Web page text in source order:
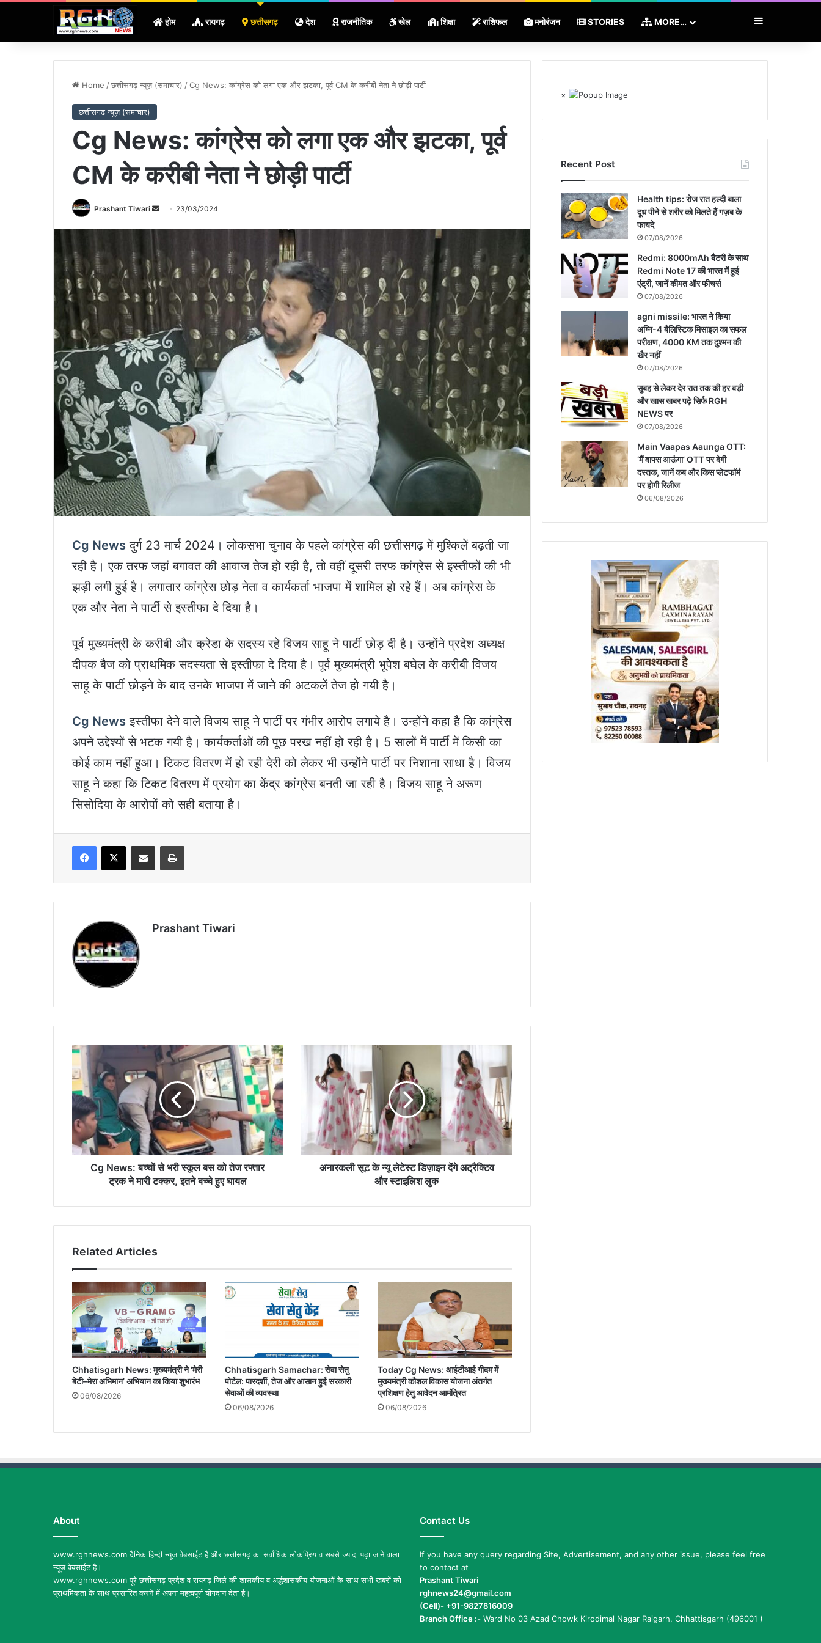
होम रायगढ़ छत्तीसगढ़ देश राजनीतिक खेल शिक्षा राशिफल मनोरंजन STORIES MORE… Sidebar
Home /छत्तीसगढ़ न्यूज़ (समाचार) /Cg News: कांग्रेस को लगा एक और झटका, पूर्व CM के करीबी नेता ने छोड़ी पार्टी
छत्तीसगढ़ न्यूज़ (समाचार)
Cg News: कांग्रेस को लगा एक और झटका, पूर्व
CM के करीबी नेता ने छोड़ी पार्टी
Prashant Tiwari
Send 23/03/2024
Cg News दुर्ग 23 मार्च 2024। लोकसभा चुनाव के पहले कांग्रेस की छत्तीसगढ़ में मुश्किलें बढ़ती जा
रही है। एक तरफ जहां बगावत की आवाज तेज हो रही है, तो वहीं दूसरी तरफ कांग्रेस से इस्तीफों की भी
झड़ी लगी हुई है। लगातार कांग्रेस छोड़ नेता व कार्यकर्ता भाजपा में शामिल हो रहे हैं। अब कांग्रेस के
एक और नेता ने पार्टी से इस्तीफा दे दिया है।
पूर्व मुख्यमंत्री के करीबी और क्रेडा के सदस्य रहे विजय साहू ने पार्टी छोड़ दी है। उन्होंने प्रदेश अध्यक्ष
दीपक बैज को प्राथमिक सदस्यता से इस्तीफा दे दिया है। पूर्व मुख्यमंत्री भूपेश बघेल के करीबी विजय
साहू के पार्टी छोड़ने के बाद उनके भाजपा में जाने की अटकलें तेज हो गयी है।
Cg News इस्तीफा देने वाले विजय साहू ने पार्टी पर गंभीर आरोप लगाये है। उन्होंने कहा है कि कांग्रेस
अपने उद्देश्यों से भटक गयी है। कार्यकर्ताओं की पूछ परख नहीं हो रही है। 5 सालों में पार्टी में किसी का
कोई काम नहीं हुआ। टिकट वितरण में हो रही देरी को लेकर भी उन्होंने पार्टी पर निशाना साधा है। विजय
साहू ने कहा कि टिकट वितरण में प्रयोग का केंद्र कांग्रेस बनती जा रही है। विजय साहू ने अरूण
सिसोदिया के आरोपों को सही बताया है।
Facebook
X Share via Email Print
Prashant Tiwari
Cg
बच्चों
से
भरी
स्कूल
बस
को
तेज
मारी
हुए
घायल
Cg News: बच्चों से भरी स्कूल बस को तेज रफ्तार
ट्रक ने मारी टक्कर, इतने बच्चे हुए घायल
डिज़ाइन
अट्रैक्टिव
और
स्टाइलिशअनारकली सूट के न्यू लेटेस्ट डिज़ाइन देंगे अट्रैक्टिव
और स्टाइलिश लुक
Related Articles
Chhatisgarh News: मुख्यमंत्री ने ‘मेरी
बेटी–मेरा अभिमान’ अभियान का किया शुभारंभ
06/08/2026
Chhatisgarh Samachar: सेवा सेतु
पोर्टल: पारदर्शी, तेज और आसान हुई सरकारी
सेवाओं की व्यवस्था
06/08/2026
Today Cg News: आईटीआई गीदम में
मुख्यमंत्री कौशल विकास योजना अंतर्गत
प्रशिक्षण हेतु आवेदन आमंत्रित
06/08/2026
×
Recent Post
Health tips: रोज रात हल्दी बाला
दूध पीने से शरीर को मिलते हैं गज़ब के
फायदे
07/08/2026
Redmi: 8000mAh बैटरी के साथ
Redmi Note 17 की भारत में हुई
एंट्री, जानें कीमत और फीचर्स
07/08/2026
agni missile: भारत ने किया
अग्नि-4 बैलिस्टिक मिसाइल का सफल
परीक्षण, 4000 KM तक दुश्मन की
खैर नहीं
07/08/2026
सुबह से लेकर देर रात तक की हर बड़ी
और खास खबर पढ़े सिर्फ RGH
NEWS पर
07/08/2026
Main Vaapas Aaunga OTT:
‘मैं वापस आऊंगा’ OTT पर देगी
दस्तक, जानें कब और किस प्लेटफॉर्म
पर होगी रिलीज
06/08/2026
About
www.rghnews.com दैनिक हिन्दी न्यूज वेबसाईट है और छत्तीसगढ़ का सर्वाधिक लोकप्रिय व सबसे ज्यादा पढ़ा जाने वाला
न्यूज वेबसाईट है।
www.rghnews.com पूरे छत्तीसगढ़ प्रदेश व रायगढ़ जिले की शासकीय व अर्द्धशासकीय योजनाओं के साथ सभी खबरों को
प्राथमिकता के साथ प्रसारित करने में अपना महत्वपूर्ण योगदान देता है।
Contact Us
If you have any query regarding Site, Advertisement, and any other issue, please feel free
to contact at
Prashant Tiwari
rghnews24@gmail.com
(Cell)- +91-9827816009
Branch Office :- Ward No 03 Azad Chowk Kirodimal Nagar Raigarh, Chhattisgarh (496001 )